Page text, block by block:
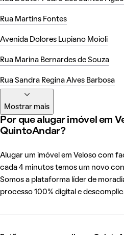
Rua Martins Fontes
Avenida Dolores Lupiano Moioli
Rua Marina Bernardes de Souza
Rua Sandra Regina Alves Barbosa
Mostrar mais
Por que alugar imóvel em
QuintoAndar?
Alugar um imóvel em Veloso com
cada 4 minutos temos um novo
Somos a plataforma líder de
processo 100% digital e